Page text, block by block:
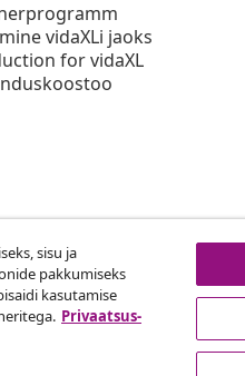
vidaXLi jaoks
for vidaXL
sisu ja
pakkumiseks
kasutamise
Privaatsus-